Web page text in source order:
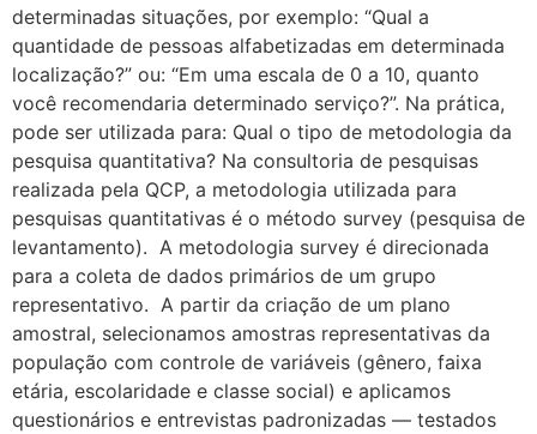
determinadas situações, por exemplo: “Qual a
quantidade de pessoas alfabetizadas em determinada
localização?” ou: “Em uma escala de 0 a 10, quanto
você recomendaria determinado serviço?”. Na prática,
pode ser utilizada para: Qual o tipo de metodologia da
pesquisa quantitativa? Na consultoria de pesquisas
realizada pela QCP, a metodologia utilizada para
pesquisas quantitativas é o método survey (pesquisa de
levantamento). A metodologia survey é direcionada
para a coleta de dados primários de um grupo
representativo. A partir da criação de um plano
amostral, selecionamos amostras representativas da
população com controle de variáveis (gênero, faixa
etária, escolaridade e classe social) e aplicamos
questionários e entrevistas padronizadas — testados